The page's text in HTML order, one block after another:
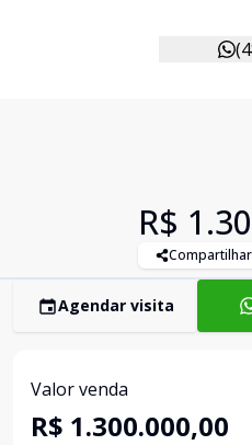
R$
Compartilhar
Agendar visita
Valor venda
R$ 1.300.000,00